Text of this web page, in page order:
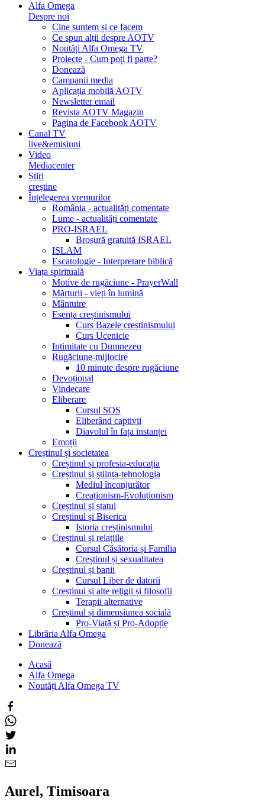
Alfa Omega
Despre noi
Cine suntem și ce facem
Ce spun alții despre AOTV
Noutăți Alfa Omega TV
Proiecte - Cum poți fi parte?
Donează
Campanii media
Aplicația mobilă AOTV
Newsletter email
Revista AOTV Magazin
Pagina de Facebook AOTV
Canal TV
live&emisiuni
Video
Mediacenter
Știri
creștine
Înțelegerea vremurilor
România - actualități comentate
Lume - actualități comentate
PRO-ISRAEL
Broșură gratuită ISRAEL
ISLAM
Escatologie - Interpretare biblică
Viața spirituală
Motive de rugăciune - PrayerWall
Mărturii - vieți în lumină
Mântuire
Esența creștinismului
Curs Bazele creștinismului
Curs Ucenicie
Intimitate cu Dumnezeu
Rugăciune-mijlocire
10 minute despre rugăciune
Devoțional
Vindecare
Eliberare
Cursul SOS
Eliberând captivii
Diavolul în fața instanței
Emoții
Creștinul și societatea
Creștinul și profesia-educația
Creștinul și știința-tehnologia
Mediul înconjurător
Creaționism-Evoluționism
Creștinul și statul
Creștinul și Biserica
Istoria creștinismului
Creștinul și relațiile
Cursul Căsătoria și Familia
Creștinul și sexualitatea
Creștinul și banii
Cursul Liber de datorii
Creștinul și alte religii și filosofii
Terapii alternative
Creștinul și dimensiunea socială
Pro-Viață și Pro-Adopție
Librăria Alfa Omega
Donează
Acasă
Alfa Omega
Noutăți Alfa Omega TV
Aurel, Timisoara